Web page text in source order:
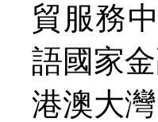
貿服務
語國家
港澳大